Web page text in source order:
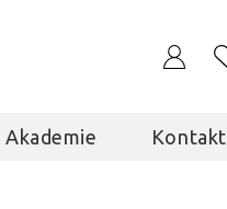
Akademie Kontakt